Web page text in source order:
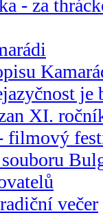
- za
je
XI.
filmový
večer